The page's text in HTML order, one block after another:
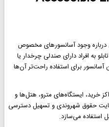
درباره وجود آسانسورهای مخصوص
به افراد دارای صندلی چرخدار یا
برای استفاده راحت‌تر آن‌ها
خرید، ایستگاه‌های مترو، هتل‌ها و
حقوق شهروندی و تسهیل دسترسی
استفاده می‌سازد.